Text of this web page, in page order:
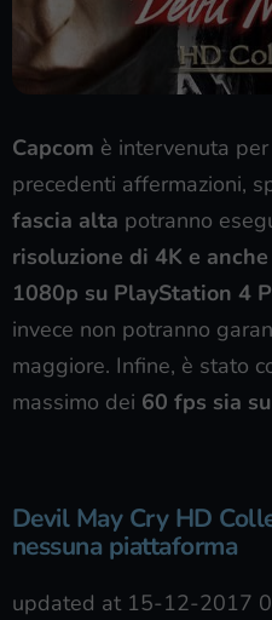
Capcom è intervenuta
precedenti affermazioni,
fascia alta potranno
risoluzione di 4K e
1080p su PlayStation 4
invece non potranno
maggiore. Infine, è stato
massimo dei 60 fps sia
Devil May Cry HD
nessuna piattaforma
updated at 15-12-2017